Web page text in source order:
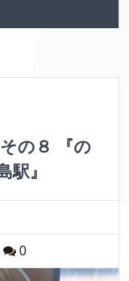
の８ 『の
駅』
0